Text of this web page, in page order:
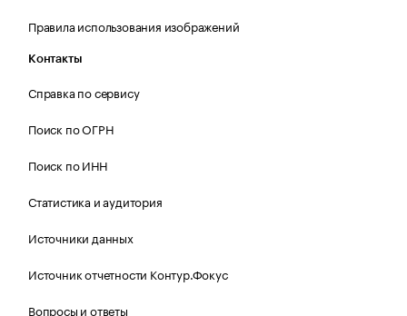
Правила использования изображений
Контакты
Справка по сервису
Поиск по ОГРН
Поиск по ИНН
Статистика и аудитория
Источники данных
Источник отчетности Контур.Фокус
Вопросы и ответы